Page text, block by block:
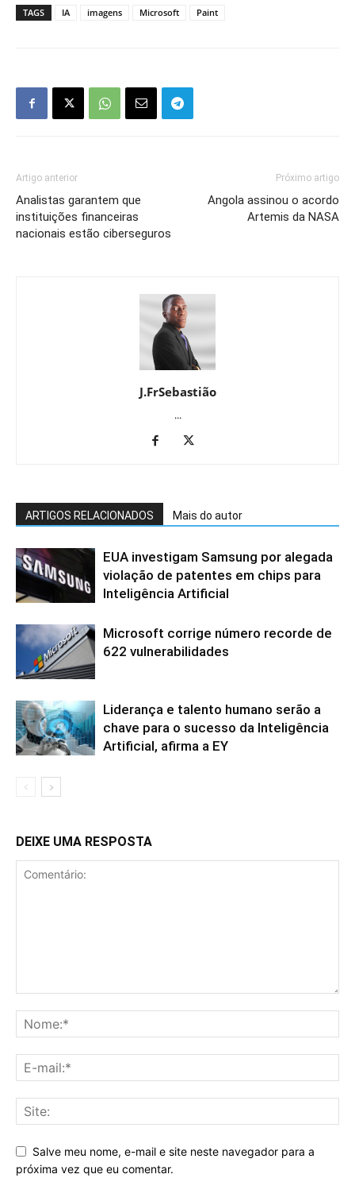
TAGS IA imagens Microsoft Paint
Artigo anterior
Analistas garantem que
instituições financeiras
nacionais estão ciberseguros
Próximo artigo
Angola assinou o acordo
Artemis da NASA
J.FrSebastião
...
ARTIGOS RELACIONADOS Mais do autor
EUA investigam Samsung por alegada
violação de patentes em chips para
Inteligência Artificial
Microsoft corrige número recorde de
622 vulnerabilidades
Liderança e talento humano serão a
chave para o sucesso da Inteligência
Artificial, afirma a EY
DEIXE UMA RESPOSTA
Salve meu nome, e-mail e site neste navegador para a
próxima vez que eu comentar.